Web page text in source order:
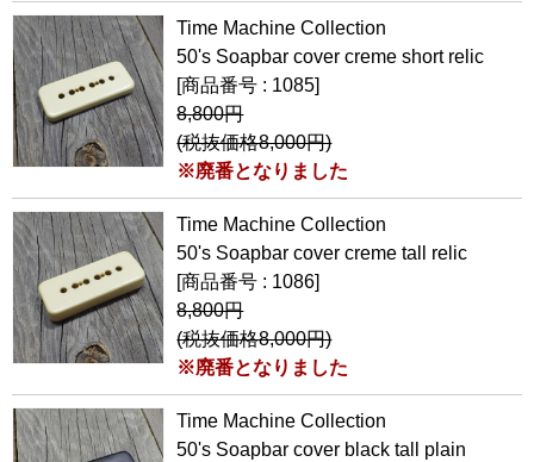
Time Machine Collection
50's Soapbar cover creme short relic
[商品番号 : 1085]
8,800円
(税抜価格8,000円)
※廃番となりました
Time Machine Collection
50's Soapbar cover creme tall relic
[商品番号 : 1086]
8,800円
(税抜価格8,000円)
※廃番となりました
Time Machine Collection
50's Soapbar cover black tall plain